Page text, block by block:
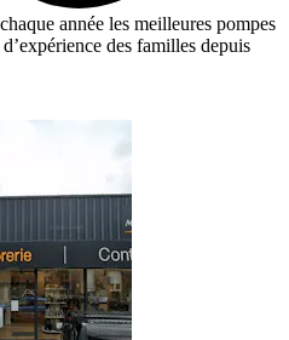
année les meilleures pompes
des familles depuis